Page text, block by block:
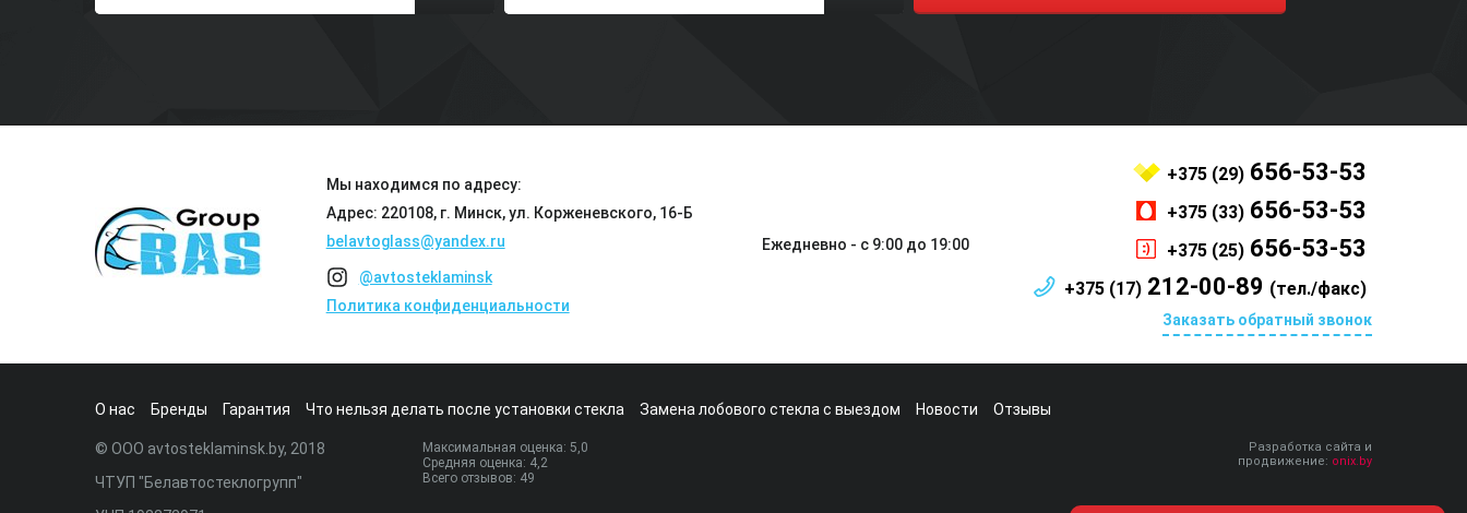
Мы находимся по адресу:
Адрес: 220108, г. Минск, ул. Корженевского, 16-Б
belavtoglass@yandex.ru
@avtosteklaminsk
Политика конфиденциальности
Ежедневно - с 9:00 до 19:00
+375 (29)656-53-53
+375 (33)656-53-53
+375 (25)656-53-53
+375 (17)212-00-89 (тел./факс)
Заказать обратный звонок
О нас Бренды Гарантия Что нельзя делать после установки стекла Замена лобового стекла с выездом Новости Отзывы
© ООО avtosteklaminsk.by, 2018
ЧТУП "Белавтостеклогрупп"
Максимальная оценка: 5,0
Средняя оценка: 4,2
Всего отзывов: 49
Разработка сайта и
продвижение: onix.by